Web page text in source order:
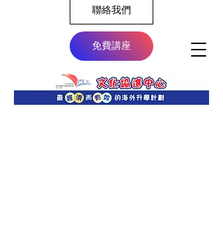
聯絡我們
免費講座